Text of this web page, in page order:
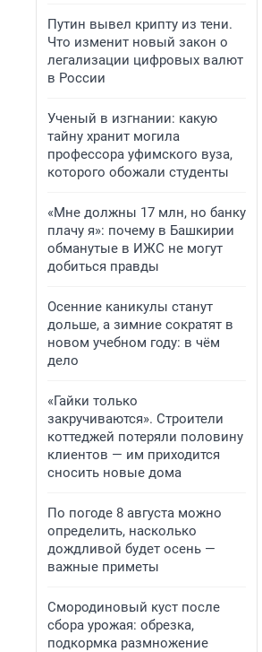
Путин вывел крипту из тени.
Что изменит новый закон о
легализации цифровых валют
в России
Ученый в изгнании: какую
тайну хранит могила
профессора уфимского вуза,
которого обожали студенты
«Мне должны 17 млн, но банку
плачу я»: почему в Башкирии
обманутые в ИЖС не могут
добиться правды
Осенние каникулы станут
дольше, а зимние сократят в
новом учебном году: в чём
дело
«Гайки только
закручиваются». Строители
коттеджей потеряли половину
клиентов — им приходится
сносить новые дома
По погоде 8 августа можно
определить, насколько
дождливой будет осень —
важные приметы
Смородиновый куст после
сбора урожая: обрезка,
подкормка размножение